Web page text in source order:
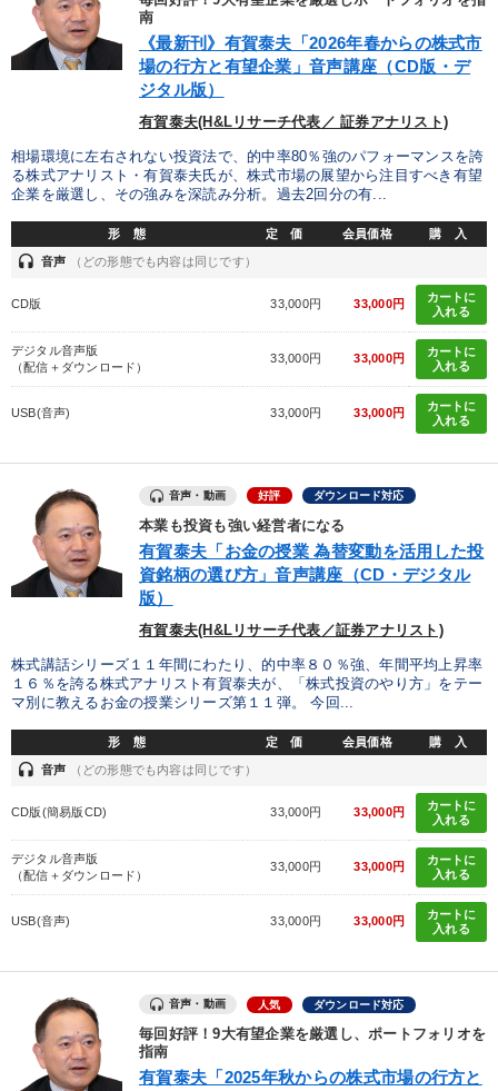
改善・生産性向上
【最新刊】精神科医・和田秀樹の「老いない力」＋健康な社長と
会社をつくる厳選講話
目的別
業績を伸ばしたい 経営体系を学びたい
販売力を強化したい
キーワード
経営計画 経済予測
※「更新」を押すと「カテゴリー」「目的別」「キーワード」を更新いただけます。
タグから探す
タグ・キーワード
いい会社 営業力強化 モチベーション
ランチェスター戦略 広報・PR 経営計画
対談・座談会 歴史に学ぶ 会社を守る
リピート 運勢・先見
※「更新」を押すと「タグ・キーワード」を更新いただけます。
南
《最新刊》有賀泰夫「2026年春からの株式市
場の行方と有望企業」音声講座（CD版・デ
ジタル版）
有賀泰夫(H&Lリサーチ代表／ 証券アナリスト)
相場環境に左右されない投資法で、的中率80％強のパフォーマンスを誇
る株式アナリスト・有賀泰夫氏が、株式市場の展望から注目すべき有望
企業を厳選し、その強みを深読み分析。過去2回分の有...
形 態 定 価 会員価格 購 入
headset 音声 （どの形態でも内容は同じです）
CD版 33,000円 33,000円
カートに
入れる
デジタル音声版
（配信＋ダウンロード）
33,000円 33,000円
カートに
入れる
USB(音声) 33,000円 33,000円
カートに
入れる
音声・動画 好評 ダウンロード対応
本業も投資も強い経営者になる
有賀泰夫「お金の授業 為替変動を活用した投
資銘柄の選び方」音声講座（CD・デジタル
版）
有賀泰夫(H&Lリサーチ代表／証券アナリスト)
株式講話シリーズ１１年間にわたり、的中率８０％強、年間平均上昇率
１６％を誇る株式アナリスト有賀泰夫が、「株式投資のやり方」をテー
マ別に教えるお金の授業シリーズ第１１弾。 今回...
形 態 定 価 会員価格 購 入
headset 音声 （どの形態でも内容は同じです）
CD版(簡易版CD) 33,000円 33,000円
カートに
入れる
デジタル音声版
（配信＋ダウンロード）
33,000円 33,000円
カートに
入れる
USB(音声) 33,000円 33,000円
カートに
入れる
音声・動画 人気 ダウンロード対応
毎回好評！9大有望企業を厳選し、ポートフォリオを
指南
有賀泰夫「2025年秋からの株式市場の行方と